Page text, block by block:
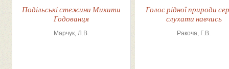
Подільські стежини Микити
Годованця
Марчук, Л.В.
Голос рідної природи
слухати навчись
Ракоча, Г.В.